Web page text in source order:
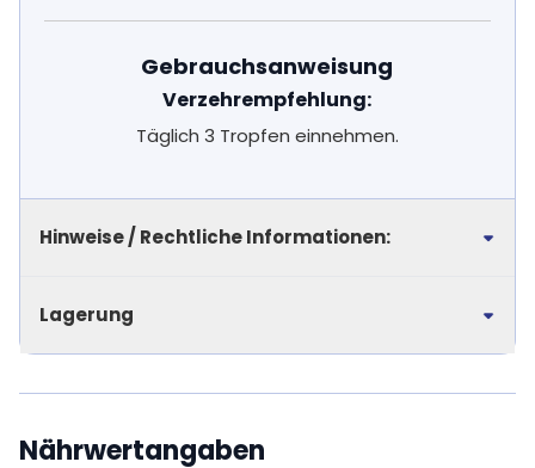
Gebrauchsanweisung
Verzehrempfehlung:
Täglich 3 Tropfen einnehmen.
Hinweise / Rechtliche Informationen:
Lagerung
Nährwertangaben